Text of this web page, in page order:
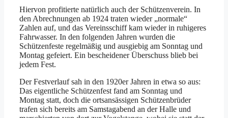
Hiervon profitierte natürlich auch der Schützenverein. In
den Abrechnungen ab 1924 traten wieder „normale“
Zahlen auf, und das Vereinsschiff kam wieder in ruhigeres
Fahrwasser. In den folgenden Jahren wurden die
Schützenfeste regelmäßig und ausgiebig am Sonntag und
Montag gefeiert. Ein bescheidener Überschuss blieb bei
jedem Fest.
Der Festverlauf sah in den 1920er Jahren in etwa so aus:
Das eigentliche Schützenfest fand am Sonntag und
Montag statt, doch die ortsansässigen Schützenbrüder
trafen sich bereits am Samstagabend an der Halle und